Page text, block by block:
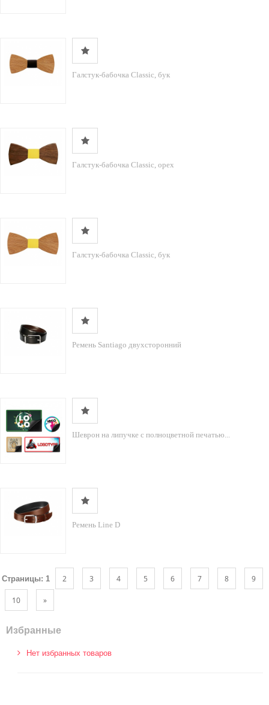
Галстук-бабочка Classic, бук
Галстук-бабочка Classic, орех
Галстук-бабочка Classic, бук
Ремень Santiago двухсторонний
Шеврон на липучке с полноцветной печатью...
Ремень Line D
Страницы: 1 2 3 4 5 6 7 8 9
10 »
Избранные
Нет избранных товаров